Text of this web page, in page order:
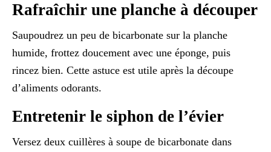
Rafraîchir une planche à découper
Saupoudrez un peu de bicarbonate sur la planche
humide, frottez doucement avec une éponge, puis
rincez bien. Cette astuce est utile après la découpe
d’aliments odorants.
Entretenir le siphon de l’évier
Versez deux cuillères à soupe de bicarbonate dans